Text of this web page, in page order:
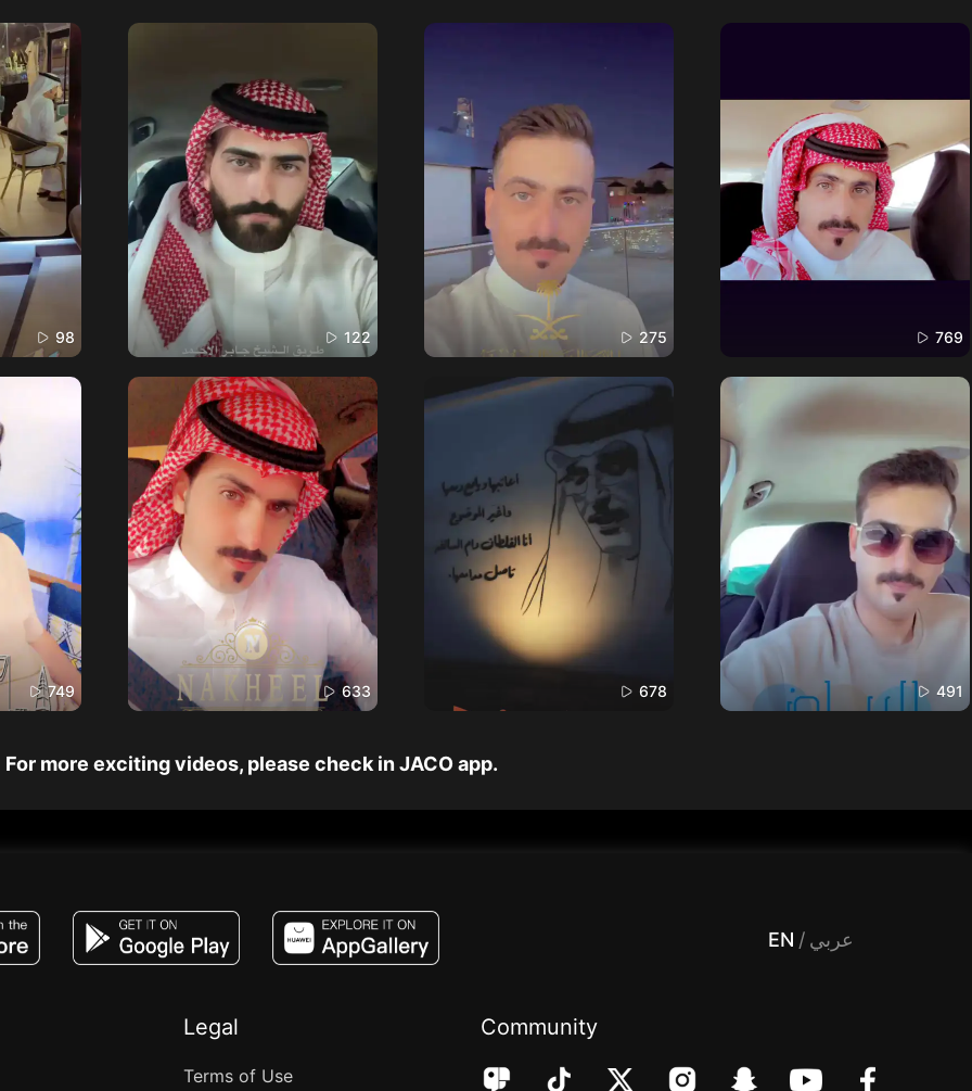
98 122 275 769
749 633 678 491
For more exciting videos, please check in JACO app.
EN / عربي
Legal
Terms of Use
Community